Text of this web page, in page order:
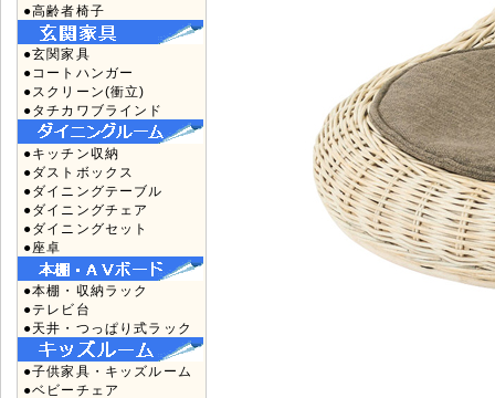
●高齢者椅子
●玄関家具
●コートハンガー
●スクリーン(衝立)
●タチカワブラインド
●キッチン収納
●ダストボックス
●ダイニングテーブル
●ダイニングチェア
●ダイニングセット
●座卓
●本棚・収納ラック
●テレビ台
●天井・つっぱり式ラック
●子供家具・キッズルーム
●ベビーチェア